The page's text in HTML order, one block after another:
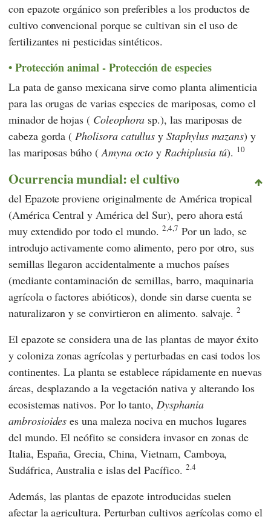
con epazote orgánico son preferibles a los productos de
cultivo convencional porque se cultivan sin el uso de
fertilizantes ni pesticidas sintéticos.
Protección animal - Protección de especies
La pata de ganso mexicana sirve como planta alimenticia
para las orugas de varias especies de mariposas, como el
minador de hojas ( Coleophora sp.), las mariposas de
cabeza gorda (Pholisora catullus yStaphylus mazans) y
las mariposas búho (Amyna octo yRachiplusia tú). 10
Ocurrencia mundial: el cultivo
del Epazote proviene originalmente de América tropical
(América Central y América del Sur), pero ahora está
muy extendido por todo el mundo.2,4,7 Por un lado, se
introdujo activamente como alimento, pero por otro, sus
semillas llegaron accidentalmente a muchos países
(mediante contaminación de semillas, barro, maquinaria
agrícola o factores abióticos), donde sin darse cuenta se
naturalizaron y se convirtieron en alimento. salvaje.2
El epazote se considera una de las plantas de mayor éxito
y coloniza zonas agrícolas y perturbadas en casi todos los
continentes. La planta se establece rápidamente en nuevas
áreas, desplazando a la vegetación nativa y alterando los
ecosistemas nativos. Por lo tanto, Dysphania
ambrosioides es una maleza nociva en muchos lugares
del mundo. El neófito se considera invasor en zonas de
Italia, España, Grecia, China, Vietnam, Camboya,
Sudáfrica, Australia e islas del Pacífico. 2.4
Además, las plantas de epazote introducidas suelen
afectar la agricultura. Perturban cultivos agrícolas como el